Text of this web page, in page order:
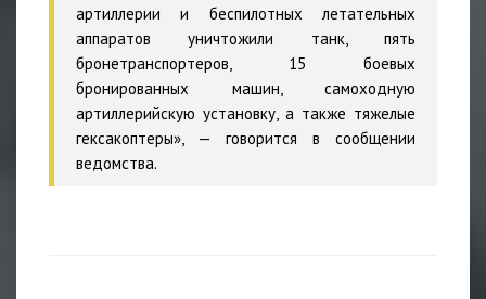
артиллерии и беспилотных летательных
аппаратов уничтожили танк, пять
бронетранспортеров, 15 боевых
бронированных машин, самоходную
артиллерийскую установку, а также тяжелые
гексакоптеры», — говорится в сообщении
ведомства.